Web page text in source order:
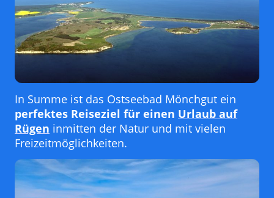
In Summe ist das Ostseebad Mönchgut ein
perfektes Reiseziel für einen Urlaub auf
Rügen inmitten der Natur und mit vielen
Freizeitmöglichkeiten.